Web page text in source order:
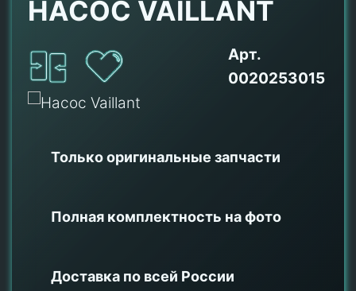
НАСОС VAILLANT
Арт.
0020253015
Только оригинальные запчасти
Полная комплектность на фото
Доставка по всей России